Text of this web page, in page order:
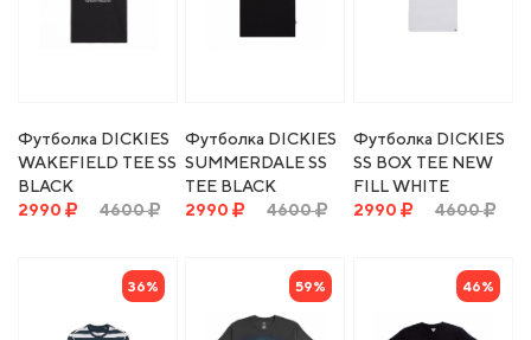
Футболка DICKIES
WAKEFIELD TEE SS
BLACK
2990
4600
Футболка DICKIES
SUMMERDALE SS
TEE BLACK
2990
4600
Футболка DICKIES
SS BOX TEE NEW
FILL WHITE
2990
4600
36% 59% 46%